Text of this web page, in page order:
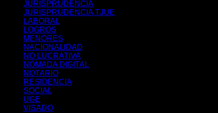
JURISPRUDENCIA
JURISPRUDENCIA TJUE
LABORAL
LOGROS
MENORES
NACIONALIDAD
NO LUCRATIVA
NÓMADA DIGITAL
NOTARIO
RESIDENCIA
SOCIAL
UGE
VISADO